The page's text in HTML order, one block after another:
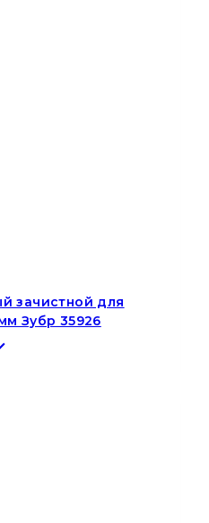
зачистной для
Зубр 35926